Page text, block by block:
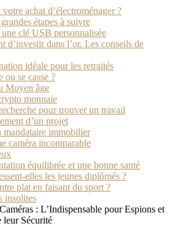
achat d’électroménager ?
étapes à suivre
clé USB personnalisée
d’investir dans l’or. Les conseils de
idéale pour les retraités
ou se casse ?
Moyen âge
monnaie
pour trouver un travail
d’un projet
mandataire immobilier
caméra incomparable
équilibrée et une bonne santé
elles les jeunes diplômés ?
plat en faisant du sport ?
insolites
: L’Indispensable pour Espions et
leur Sécurité